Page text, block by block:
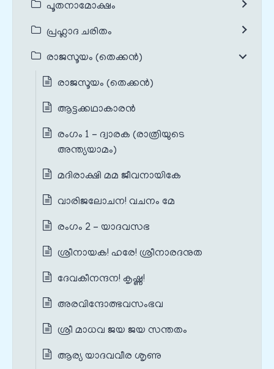
പൂതനാമോക്ഷം
പ്രഹ്ലാദ ചരിതം
രാജസൂയം (തെക്കൻ)
രാജസൂയം (തെക്കൻ)
ആട്ടക്കഥാകാരൻ
രംഗം 1 – ദ്വാരക (രാത്രിയുടെ
അന്ത്യയാമം)
മദിരാക്ഷി മമ ജീവനായികേ
വാരിജലോചന! വചനം മേ
രംഗം 2 – യാദവസഭ
ശ്രീനായക! ഹരേ! ശ്രീനാരദനുത
ദേവകീനന്ദന! കൃഷ്ണ!
അരവിന്ദോത്ഭവസംഭവ
ശ്രീ മാധവ ജയ ജയ സന്തതം
ആര്യ യാദവവീര ശൃണു